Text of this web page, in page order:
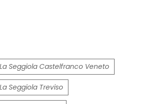
Seggiola Castelfranco Veneto
Seggiola Treviso